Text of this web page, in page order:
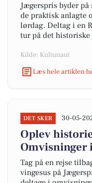
Jægerspris byder
de praktisk anlagte
lørdag. Deltag i en
tur på det
Kilde: Kultunaut
Læs hele artiklen
DET SKER 30-05-
Oplev
Omvisninger
Tag på en rejse
vingesus på